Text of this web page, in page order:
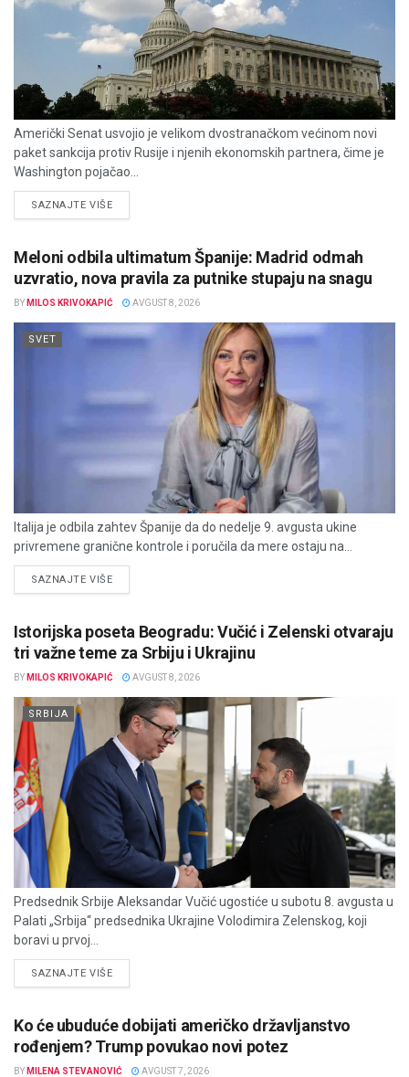
Američki Senat usvojio je velikom dvostranačkom većinom novi
paket sankcija protiv Rusije i njenih ekonomskih partnera, čime je
Washington pojačao...
SAZNAJTE VIŠEDETAILS
Meloni odbila ultimatum Španije: Madrid odmah
uzvratio, nova pravila za putnike stupaju na snagu
BY MILOS KRIVOKAPIĆ AVGUST 8, 2026
SVET
Italija je odbila zahtev Španije da do nedelje 9. avgusta ukine
privremene granične kontrole i poručila da mere ostaju na...
SAZNAJTE VIŠEDETAILS
Istorijska poseta Beogradu: Vučić i Zelenski otvaraju
tri važne teme za Srbiju i Ukrajinu
BY MILOS KRIVOKAPIĆ AVGUST 8, 2026
SRBIJA
Predsednik Srbije Aleksandar Vučić ugostiće u subotu 8. avgusta u
Palati „Srbija“ predsednika Ukrajine Volodimira Zelenskog, koji
boravi u prvoj...
SAZNAJTE VIŠEDETAILS
Ko će ubuduće dobijati američko državljanstvo
rođenjem? Trump povukao novi potez
BY MILENA STEVANOVIĆ AVGUST 7, 2026